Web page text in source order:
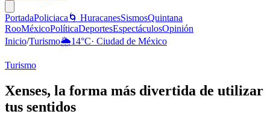
PortadaPoliciaca 🌀 HuracanesSismosQuintana
RooMéxicoPolíticaDeportesEspectáculosOpinión
Inicio/Turismo🌦️14°C· Ciudad de México
Turismo
Xenses, la forma más divertida de utilizar
tus sentidos